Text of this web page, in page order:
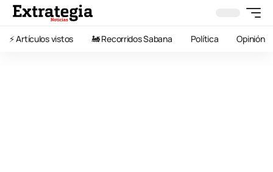
⚡️ Artículos vistos 🚂 Recorridos Sabana Política Opinión